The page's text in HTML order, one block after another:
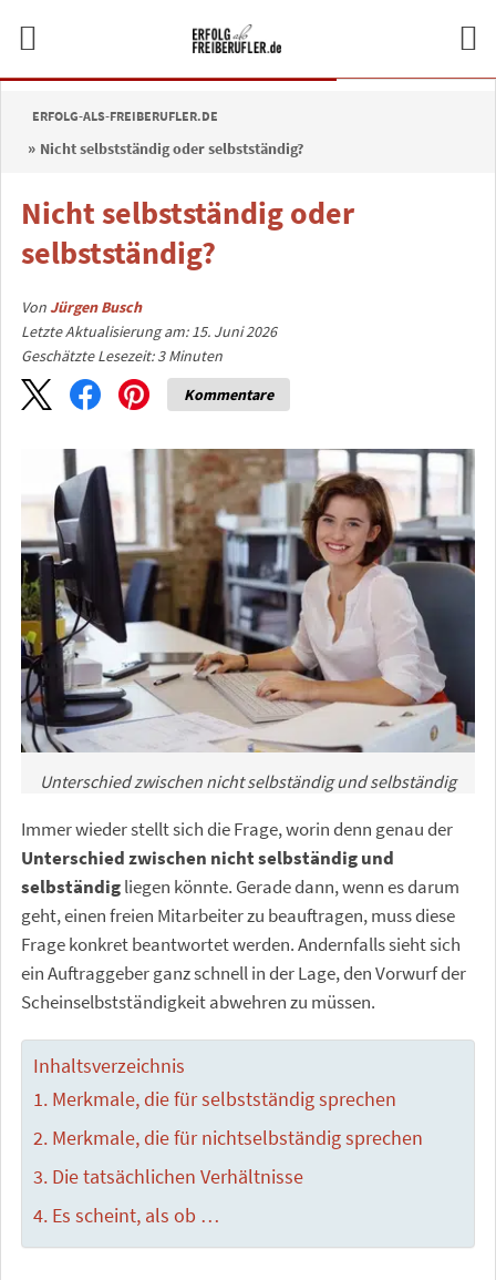
ERFOLG-ALS-FREIBERUFLER.DE
Nicht selbstständig oder selbstständig?
Nicht selbstständig oder
selbstständig?
VonJürgen Busch
Letzte Aktualisierung am: 15. Juni 2026
Geschätzte Lesezeit:3 Minuten
Kommentare
Unterschied zwischen nicht selbständig und selbständig
Immer wieder stellt sich die Frage, worin denn genau der
Unterschied zwischen nicht selbständig und
selbständigliegen könnte. Gerade dann, wenn es darum
geht, einen freien Mitarbeiter zu beauftragen, muss diese
Frage konkret beantwortet werden. Andernfalls sieht sich
ein Auftraggeber ganz schnell in der Lage, den Vorwurf der
Scheinselbstständigkeit abwehren zu müssen.
Inhaltsverzeichnis
Merkmale, die für selbstständig sprechen
Merkmale, die für nichtselbständig sprechen
Die tatsächlichen Verhältnisse
Es scheint, als ob …